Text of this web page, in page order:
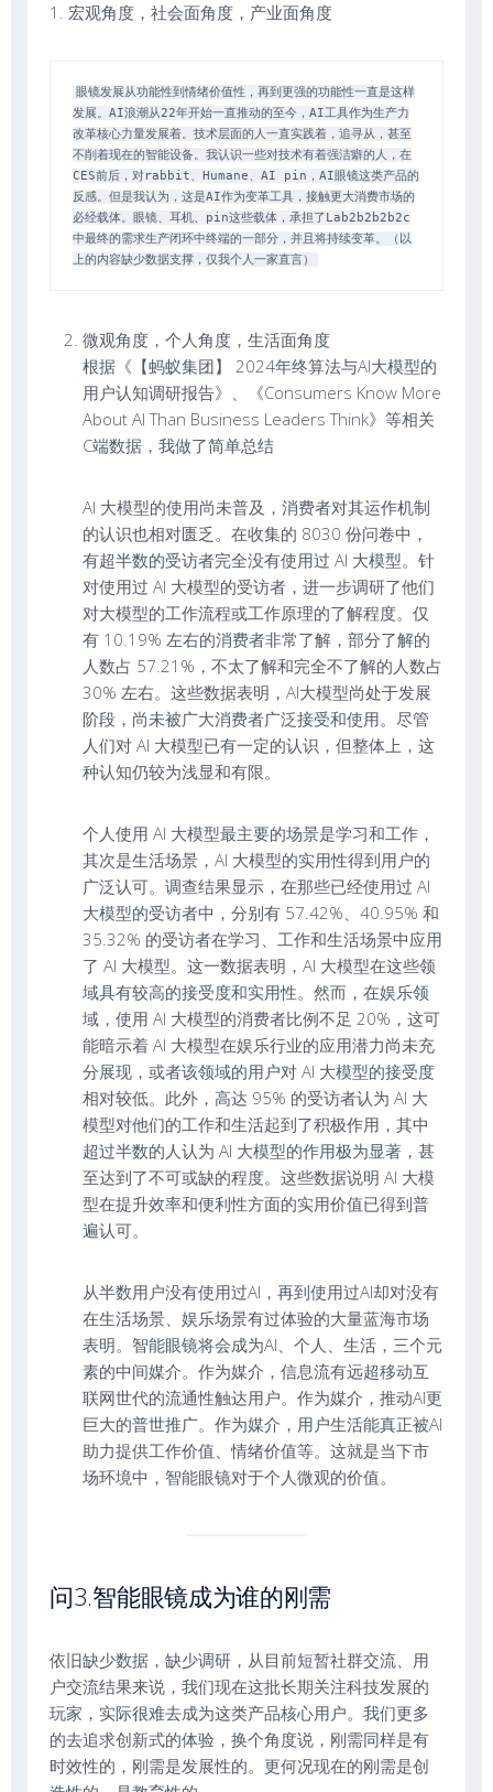
1. 宏观角度，社会面角度，产业面角度
眼镜发展从功能性到情绪价值性，再到更强的功能性一直是这样
发展。AI浪潮从22年开始一直推动的至今，AI工具作为生产力
改革核心力量发展着。技术层面的人一直实践着，追寻从，甚至
不削着现在的智能设备。我认识一些对技术有着强洁癖的人，在
CES前后，对rabbit、Humane、AI pin，AI眼镜这类产品的
反感。但是我认为，这是AI作为变革工具，接触更大消费市场的
必经载体。眼镜、耳机、pin这些载体，承担了Lab2b2b2b2c
中最终的需求生产闭环中终端的一部分，并且将持续变革。（以
微观角度，个人角度，生活面角度
根据《【蚂蚁集团】 2024年终算法与AI大模型的
用户认知调研报告》、《Consumers Know More
About AI Than Business Leaders Think》等相关
C端数据，我做了简单总结
AI 大模型的使用尚未普及，消费者对其运作机制
的认识也相对匮乏。在收集的 8030 份问卷中，
有超半数的受访者完全没有使用过 AI 大模型。针
对使用过 AI 大模型的受访者，进一步调研了他们
对大模型的工作流程或工作原理的了解程度。仅
有 10.19% 左右的消费者非常了解，部分了解的
人数占 57.21%，不太了解和完全不了解的人数占
30% 左右。这些数据表明，AI大模型尚处于发展
阶段，尚未被广大消费者广泛接受和使用。尽管
人们对 AI 大模型已有一定的认识，但整体上，这
种认知仍较为浅显和有限。
个人使用 AI 大模型最主要的场景是学习和工作，
其次是生活场景，AI 大模型的实用性得到用户的
广泛认可。调查结果显示，在那些已经使用过 AI
大模型的受访者中，分别有 57.42%、40.95% 和
35.32% 的受访者在学习、工作和生活场景中应用
了 AI 大模型。这一数据表明，AI 大模型在这些领
域具有较高的接受度和实用性。然而，在娱乐领
域，使用 AI 大模型的消费者比例不足 20%，这可
能暗示着 AI 大模型在娱乐行业的应用潜力尚未充
分展现，或者该领域的用户对 AI 大模型的接受度
相对较低。此外，高达 95% 的受访者认为 AI 大
模型对他们的工作和生活起到了积极作用，其中
超过半数的人认为 AI 大模型的作用极为显著，甚
至达到了不可或缺的程度。这些数据说明 AI 大模
型在提升效率和便利性方面的实用价值已得到普
遍认可。
从半数用户没有使用过AI，再到使用过AI却对没有
在生活场景、娱乐场景有过体验的大量蓝海市场
表明。智能眼镜将会成为AI、个人、生活，三个元
素的中间媒介。作为媒介，信息流有远超移动互
联网世代的流通性触达用户。作为媒介，推动AI更
巨大的普世推广。作为媒介，用户生活能真正被AI
助力提供工作价值、情绪价值等。这就是当下市
场环境中，智能眼镜对于个人微观的价值。
问3.智能眼镜成为谁的刚需
依旧缺少数据，缺少调研，从目前短暂社群交流、用
户交流结果来说，我们现在这批长期关注科技发展的
玩家，实际很难去成为这类产品核心用户。我们更多
的去追求创新式的体验，换个角度说，刚需同样是有
时效性的，刚需是发展性的。更何况现在的刚需是创